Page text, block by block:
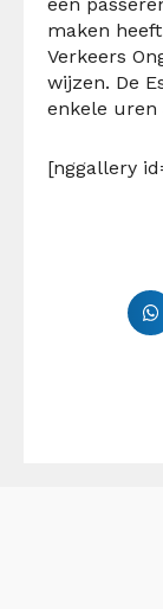
maken
Verkeers
wijzen. De
enkele uren
[nggallery